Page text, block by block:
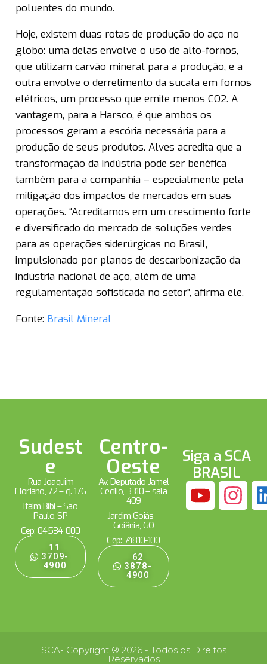
poluentes do mundo.
Hoje, existem duas rotas de produção do aço no
globo: uma delas envolve o uso de alto-fornos,
que utilizam carvão mineral para a produção, e a
outra envolve o derretimento da sucata em fornos
elétricos, um processo que emite menos CO2. A
vantagem, para a Harsco, é que ambos os
processos geram a escória necessária para a
produção de seus produtos. Alves acredita que a
transformação da indústria pode ser benéfica
também para a companhia – especialmente pela
mitigação dos impactos de mercados em suas
operações. “Acreditamos em um crescimento forte
e diversificado do mercado de soluções verdes
para as operações siderúrgicas no Brasil,
impulsionado por planos de descarbonização da
indústria nacional de aço, além de uma
regulamentação sofisticada no setor”, afirma ele.
Fonte: Brasil Mineral
Sudest
e
Rua Joaquim
Floriano, 72 – cj. 176
Itaim Bibi – São
Paulo, SP
Cep: 04534-000
11
3709-
4900
Centro-
Oeste
Av. Deputado Jamel
Cecílio, 3310 – sala
409
Jardim Goiás –
Goiânia, GO
Cep: 74810-100
62
3878-
4900
Siga a SCA
BRASIL
SCA- Copyright ® 2026 - Todos os Direitos
Reservados